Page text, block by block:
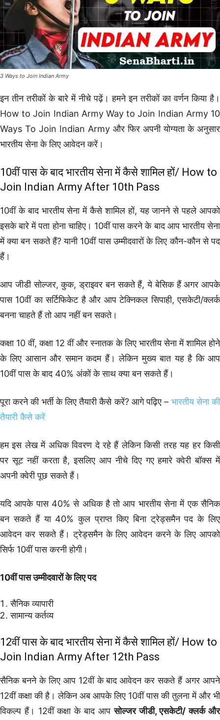
3 Ways to Join Indian Army
इन तीन तरीकों के बारे में नीचे पढ़ें। हमने इन तरीकों का वर्णन किया है।
How to Join Indian Army Way to Join Indian Army 10
Ways To Join Indian Army और फिर अपनी योग्यता के अनुसार
भारतीय सेना के लिए आवेदन करें।
10वीं पास के बाद भारतीय सेना में कैसे शामिल हों/ How to
Join Indian Army After 10th Pass
10वीं के बाद भारतीय सेना में कैसे शामिल हों, यह जानने से पहले आपको
इसके बारे में पता होना चाहिए। 10वीं पास करने के बाद आप भारतीय सेना
में क्या बन सकते हैं? यानी 10वीं पास उम्मीदवारों के लिए कौन-कौन से पद
हैं।
आप जीडी सोल्जर, कुक, ड्राइवर बन सकते हैं, ये बेसिक हैं अगर आपके
पास 10वीं का सर्टिफिकेट है और आप टेक्निकल सिपाही, एसकेटी/क्लर्क
बनना चाहते हैं तो आप नहीं बन सकते।
कक्षा 10 वीं, कक्षा 12 वीं और स्नातक के लिए भारतीय सेना में शामिल होने
के लिए आसान और समान कदम हैं। लेकिन मुख्य बात यह है कि आप
10वीं पास के बाद 40% अंकों के साथ क्या बन सकते हैं।
पूरा करने की भर्ती के लिए तैयारी कैसे करें? आगे पढ़िए – भारतीय सेना की
तैयारी कैसे करें
हम इस लेख में अधिक विवरण दे रहे हैं लेकिन किसी तरह यह हर किसी
पर सूट नहीं करता है, इसलिए आप नीचे दिए गए हमारे क्वेरी बॉक्स में
अपनी क्वेरी पूछ सकते हैं।
यदि आपके पास 40% से अधिक है तो आप भारतीय सेना में एक सैनिक
बन सकते हैं या 40% कुल प्राप्त किए बिना ट्रेड्समैन पद के लिए
आवेदन कर सकते हैं। ट्रेड्समैन के लिए आवेदन करने के लिए आपको
सिर्फ 10वीं पास करनी होगी।
10वीं पास उम्मीदवारों के लिए पद
सैनिक व्यापारी
सामान्य कर्तव्य
12वीं पास के बाद भारतीय सेना में कैसे शामिल हों/ How to
Join Indian Army After 12th Pass
सैनिक बनने के लिए आप 12वीं के बाद आवेदन कर सकते हैं अगर आपने
12वीं कक्षा की है। लेकिन अब आपके लिए 10वीं पास की तुलना में और भी
विकल्प हैं। 12वीं कक्षा के बाद आपसोल्जर जीडी, एसकेटी/ क्लर्क और